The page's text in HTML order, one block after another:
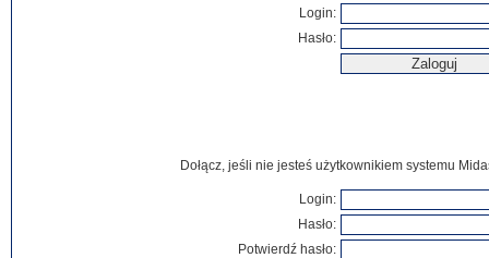
Login:
Hasło:
Dołącz, jeśli nie jesteś użytkownikiem systemu
Login:
Hasło:
Potwierdź hasło: